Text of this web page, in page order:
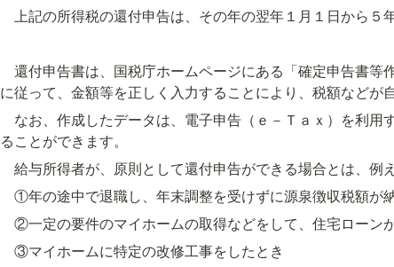
上記の所得税の還付申告は、その年の翌年１月１日から５
還付申告書は、国税庁ホームページにある「確定申告書等
に従って、金額等を正しく入力することにより、税額などが
なお、作成したデータは、電子申告（ｅ－Ｔａｘ）を利用
ることができます。
給与所得者が、原則として還付申告ができる場合とは、例
①年の途中で退職し、年末調整を受けずに源泉徴収税額が
②一定の要件のマイホームの取得などをして、住宅ローン
③マイホームに特定の改修工事をしたとき